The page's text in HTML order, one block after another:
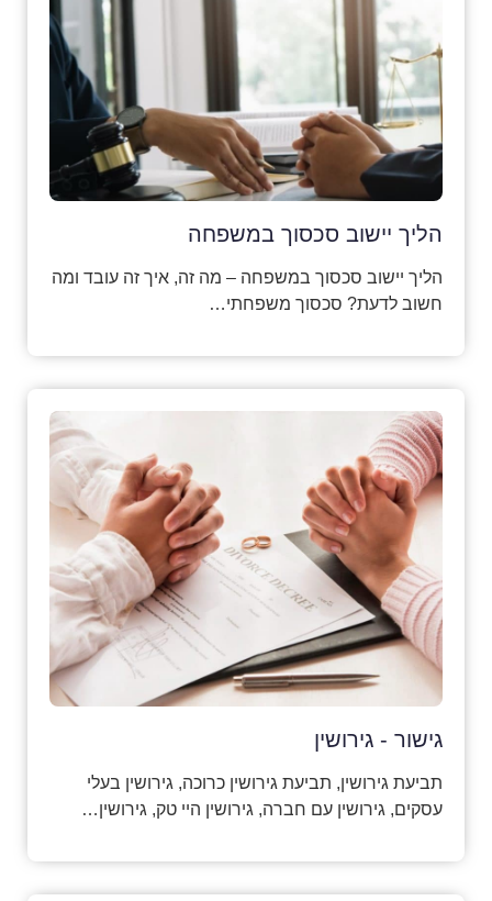
הליך יישוב סכסוך במשפחה
הליך יישוב סכסוך במשפחה – מה זה, איך זה עובד ומה
חשוב לדעת? סכסוך משפחתי…
גישור - גירושין
תביעת גירושין, תביעת גירושין כרוכה, גירושין בעלי
עסקים, גירושין עם חברה, גירושין היי טק, גירושין…